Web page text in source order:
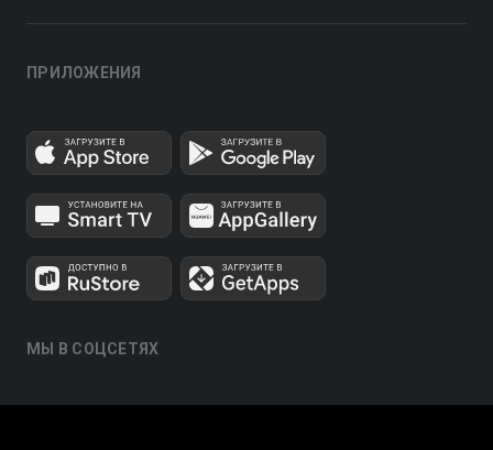
ПРИЛОЖЕНИЯ
МЫ В СОЦСЕТЯХ